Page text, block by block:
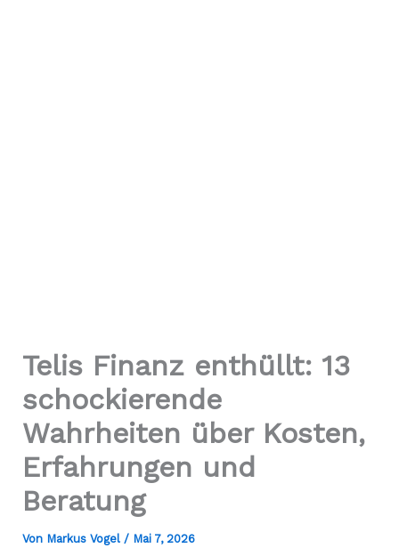
Telis Finanz enthüllt: 13
schockierende
Wahrheiten über Kosten,
Erfahrungen und
Beratung
Von Markus Vogel / Mai 7, 2026